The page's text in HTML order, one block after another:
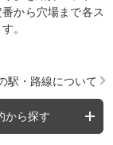
から穴場まで各ス
。
駅・路線について
から探す